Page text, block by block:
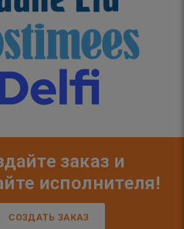
заказ и
исполнителя!
СОЗДАТЬ ЗАКАЗ